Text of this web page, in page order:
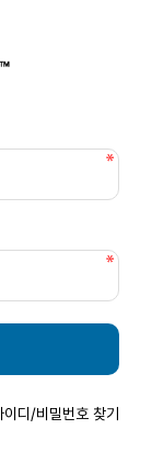
이디/비밀번호 찾기